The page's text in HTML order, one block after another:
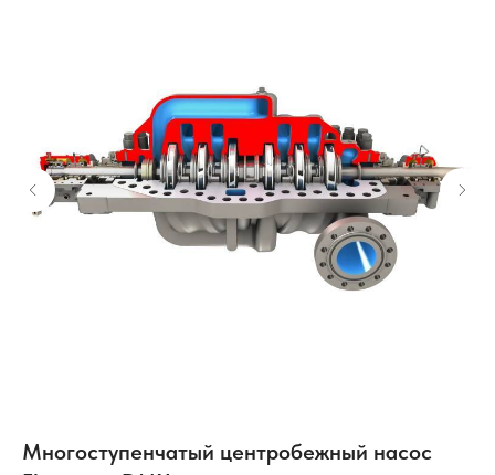
Многоступенчатый центробежный насос